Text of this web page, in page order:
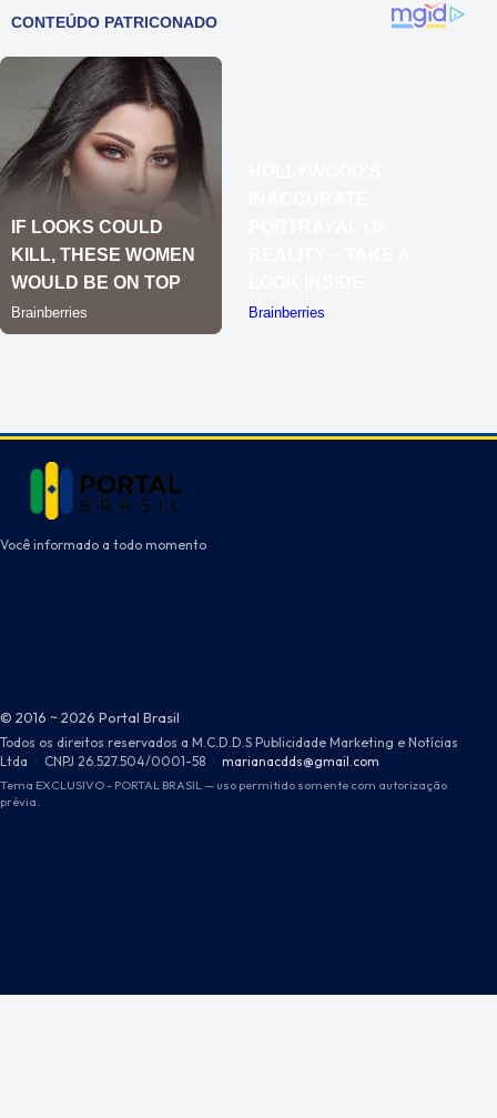
Você informado a todo momento
© 2016 ~ 2026 Portal Brasil
Todos os direitos reservados a M.C.D.D.S Publicidade Marketing e Notícias
Ltda · CNPJ 26.527.504/0001-58 · marianacdds@gmail.com
Tema EXCLUSIVO - PORTAL BRASIL — uso permitido somente com autorização
prévia.